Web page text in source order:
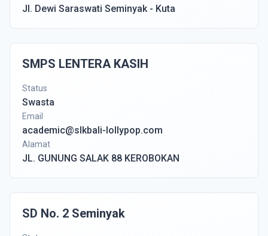
Jl. Dewi Saraswati Seminyak - Kuta
SMPS LENTERA KASIH
Status
Swasta
Email
academic@slkbali-lollypop.com
Alamat
JL. GUNUNG SALAK 88 KEROBOKAN
SD No. 2 Seminyak